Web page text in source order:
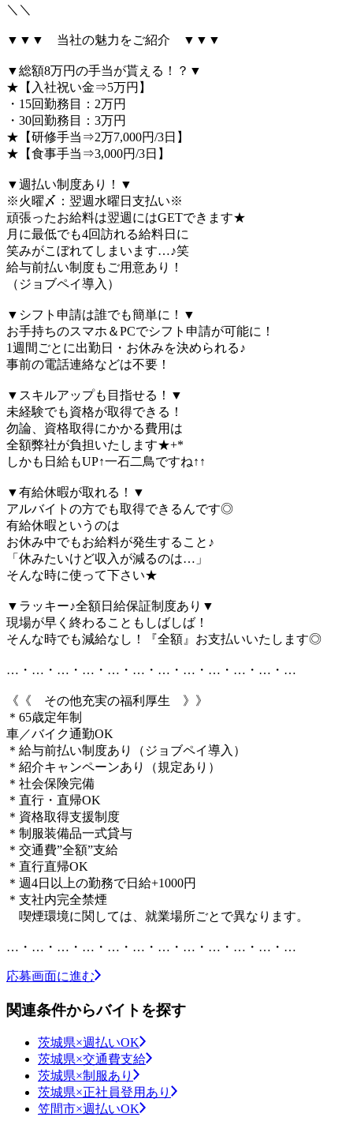
＼＼
▼▼▼ 当社の魅力をご紹介 ▼▼▼
▼総額8万円の手当が貰える！？▼
★【入社祝い金⇒5万円】
・15回勤務目：2万円
・30回勤務目：3万円
★【研修手当⇒2万7,000円/3日】
★【食事手当⇒3,000円/3日】
▼週払い制度あり！▼
※火曜〆：翌週水曜日支払い※
頑張ったお給料は翌週にはGETできます★
月に最低でも4回訪れる給料日に
笑みがこぼれてしまいます…♪笑
給与前払い制度もご用意あり！
（ジョブペイ導入）
▼シフト申請は誰でも簡単に！▼
お手持ちのスマホ＆PCでシフト申請が可能に！
1週間ごとに出勤日・お休みを決められる♪
事前の電話連絡などは不要！
▼スキルアップも目指せる！▼
未経験でも資格が取得できる！
勿論、資格取得にかかる費用は
全額弊社が負担いたします★+*
しかも日給もUP↑一石二鳥ですね↑↑
▼有給休暇が取れる！▼
アルバイトの方でも取得できるんです◎
有給休暇というのは
お休み中でもお給料が発生すること♪
「休みたいけど収入が減るのは…」
そんな時に使って下さい★
▼ラッキー♪全額日給保証制度あり▼
現場が早く終わることもしばしば！
そんな時でも減給なし！『全額』お支払いいたします◎
…・…・…・…・…・…・…・…・…・…・…・…
《《 その他充実の福利厚生 》》
＊65歳定年制
車／バイク通勤OK
＊給与前払い制度あり（ジョブペイ導入）
＊紹介キャンペーンあり（規定あり）
＊社会保険完備
＊直行・直帰OK
＊資格取得支援制度
＊制服装備品一式貸与
＊交通費”全額”支給
＊直行直帰OK
＊週4日以上の勤務で日給+1000円
＊支社内完全禁煙
喫煙環境に関しては、就業場所ごとで異なります。
…・…・…・…・…・…・…・…・…・…・…・…
応募画面に進む
関連条件からバイトを探す
茨城県×週払いOK
茨城県×交通費支給
茨城県×制服あり
茨城県×正社員登用あり
笠間市×週払いOK